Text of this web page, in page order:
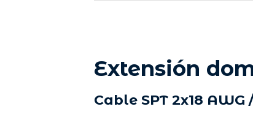
Extensión
Cable SPT 2x18